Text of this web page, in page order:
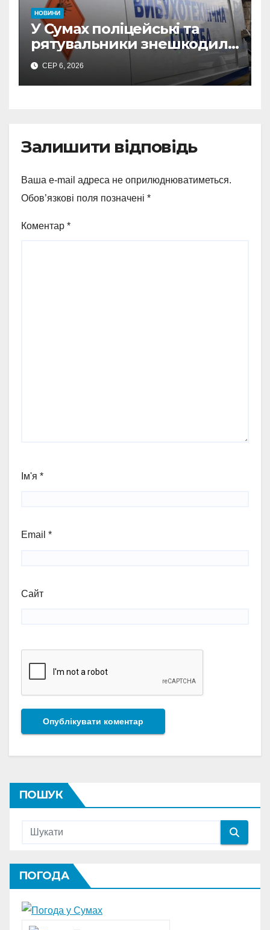
НОВИНИ
У Сумах поліцейські та
рятувальники знешкодили
500-кілограмову авіабомбу
росіян
СЕР 6, 2026
Залишити відповідь
Ваша e-mail адреса не оприлюднюватиметься.
Обов’язкові поля позначені *
Коментар *
Ім'я *
Email *
Сайт
ПОШУК
ПОГОДА